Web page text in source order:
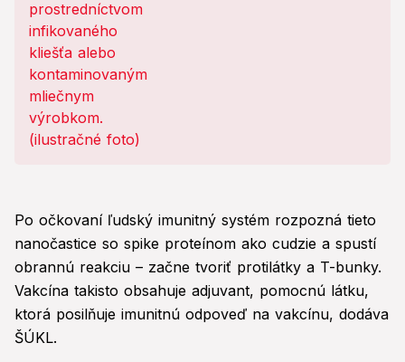
Po očkovaní ľudský imunitný systém rozpozná tieto
nanočastice so spike proteínom ako cudzie a spustí
obrannú reakciu – začne tvoriť protilátky a T-bunky.
Vakcína takisto obsahuje adjuvant, pomocnú látku,
ktorá posilňuje imunitnú odpoveď na vakcínu, dodáva
ŠÚKL.